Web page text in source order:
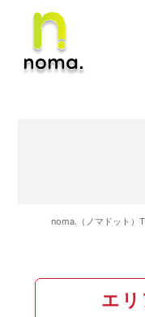
noma.（ノマドット）
エ